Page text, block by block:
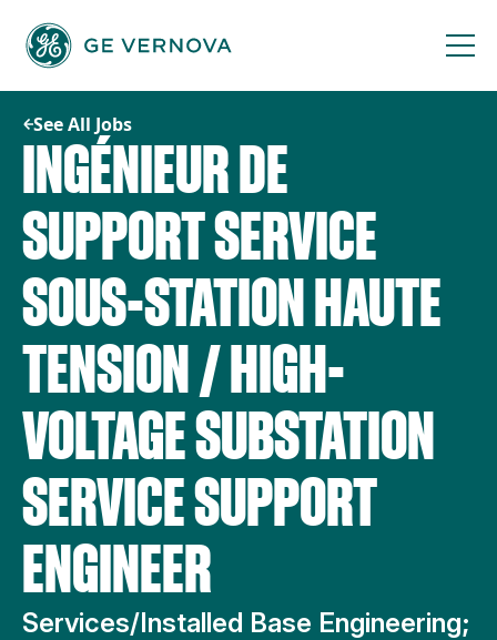
content
See All Jobs
INGÉNIEUR DE
SUPPORT SERVICE
SOUS-STATION HAUTE
TENSION / HIGH-
VOLTAGE SUBSTATION
SERVICE SUPPORT
ENGINEER
Services/Installed Base Engineering;